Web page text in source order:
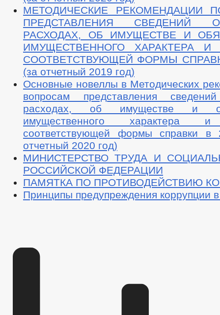
МЕТОДИЧЕСКИЕ РЕКОМЕНДАЦИИ
ПРЕДСТАВЛЕНИЯ СВЕДЕНИЙ
РАСХОДАХ, ОБ ИМУЩЕСТВЕ И
ИМУЩЕСТВЕННОГО ХАРАКТЕРА И
СООТВЕТСТВУЮЩЕЙ ФОРМЫ
(за отчетный 2019 год)
Основные новеллы в Методических
вопросам представления
расходах, об имуществе и
имущественного характера и
соответствующей формы справки в
отчетный 2020 год)
МИНИСТЕРСТВО ТРУДА И
РОССИЙСКОЙ ФЕДЕРАЦИИ
ПАМЯТКА ПО ПРОТИВОДЕЙСТВИЮ
Принципы предупреждения коррупции